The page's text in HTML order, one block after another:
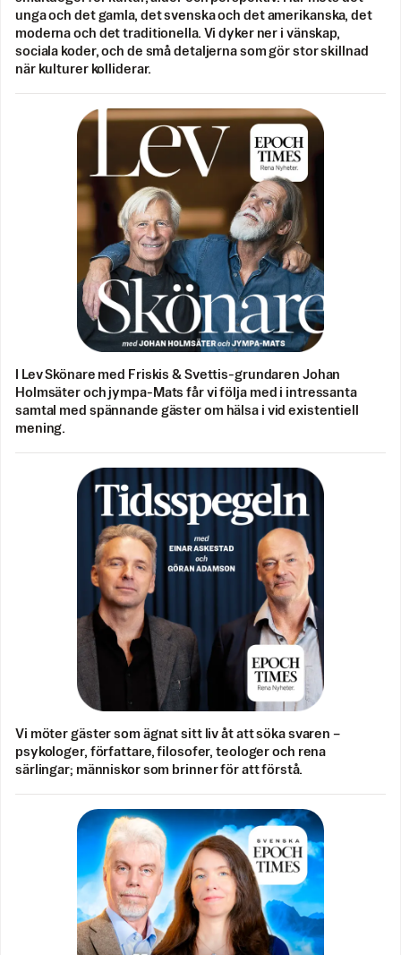
unga och det gamla, det svenska och det amerikanska, det
moderna och det traditionella. Vi dyker ner i vänskap,
sociala koder, och de små detaljerna som gör stor skillnad
när kulturer kolliderar.
I Lev Skönare med Friskis & Svettis-grundaren Johan
Holmsäter och jympa-Mats får vi följa med i intressanta
samtal med spännande gäster om hälsa i vid existentiell
mening.
Vi möter gäster som ägnat sitt liv åt att söka svaren –
psykologer, författare, filosofer, teologer och rena
särlingar; människor som brinner för att förstå.